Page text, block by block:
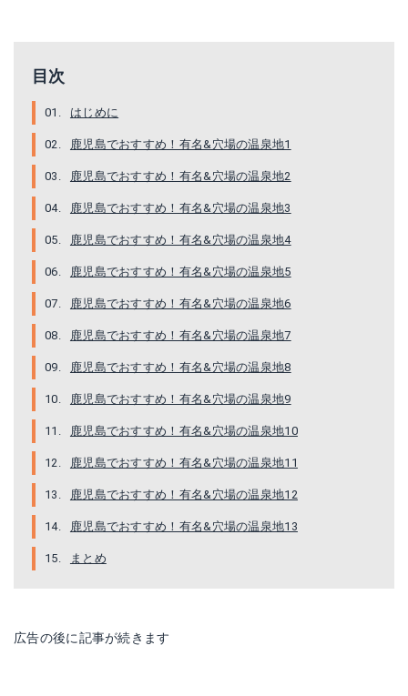
目次
はじめに
鹿児島でおすすめ！有名&穴場の温泉地1
鹿児島でおすすめ！有名&穴場の温泉地2
鹿児島でおすすめ！有名&穴場の温泉地3
鹿児島でおすすめ！有名&穴場の温泉地4
鹿児島でおすすめ！有名&穴場の温泉地5
鹿児島でおすすめ！有名&穴場の温泉地6
鹿児島でおすすめ！有名&穴場の温泉地7
鹿児島でおすすめ！有名&穴場の温泉地8
鹿児島でおすすめ！有名&穴場の温泉地9
鹿児島でおすすめ！有名&穴場の温泉地10
鹿児島でおすすめ！有名&穴場の温泉地11
鹿児島でおすすめ！有名&穴場の温泉地12
鹿児島でおすすめ！有名&穴場の温泉地13
まとめ
広告の後に記事が続きます